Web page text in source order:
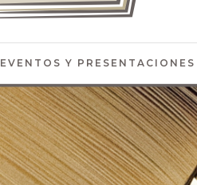
EVENTOS Y PRESENTACIONES